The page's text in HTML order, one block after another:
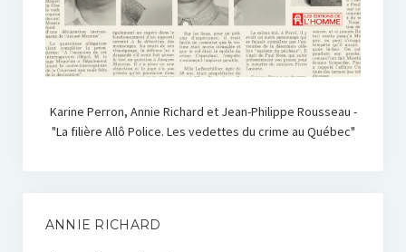
Karine Perron, Annie Richard et Jean-Philippe Rousseau -
"La filière Allô Police. Les vedettes du crime au Québec"
ANNIE RICHARD